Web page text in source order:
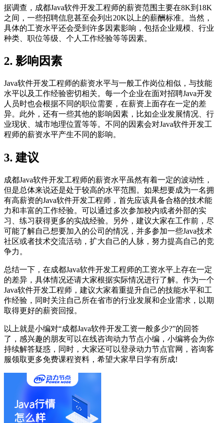
据调查，成都Java软件开发工程师的薪资范围主要在8K到18K
之间，一些招聘信息甚至会列出20K以上的薪酬标准。当然，
具体的工资水平还会受到许多因素影响，包括企业规模、行业
种类、职位等级、个人工作经验等等因素。
2. 影响因素
Java软件开发工程师的薪资水平与一般工作岗位相似，与技能
水平以及工作经验密切相关。每一个企业在面对招聘Java开发
人员时也会根据不同的职位需要，在薪资上面存在一定的差
异。此外，还有一些其他的影响因素，比如企业发展情况、行
业现状、城市地理位置等等。不同的因素会对Java软件开发工
程师的薪资水平产生不同的影响。
3. 建议
成都Java软件开发工程师的薪资水平虽然有着一定的波动性，
但是总体来说还是处于较高的水平范围。如果想要成为一名拥
有高薪资的Java软件开发工程师，首先应该具备合格的技术能
力和丰富的工作经验。可以通过多次参加校内或者外部的实
习、练习获得更多的实战经验。另外，建议大家在工作前，尽
可能了解自己想要加入的公司的情况，并多参加一些Java技术
社区或者技术交流活动，扩大自己的人脉，努力提高自己的竞
争力。
总结一下，在成都Java软件开发工程师的工资水平上存在一定
的差异，具体情况还请大家根据实际情况进行了解。作为一个
Java软件开发工程师，建议大家着重提升自己的技能水平和工
作经验，同时关注自己所在省市的行业发展和企业需求，以期
取得更好的薪资回报。
以上就是小编对“成都Java软件开发工资一般多少?”的回答
了，感兴趣的朋友可以在线咨询动力节点小编，小编将会为你
持续解答疑惑，同时，大家还可以登录动力节点官网，咨询客
服领取更多免费课程资料，希望大家早日学有所成!